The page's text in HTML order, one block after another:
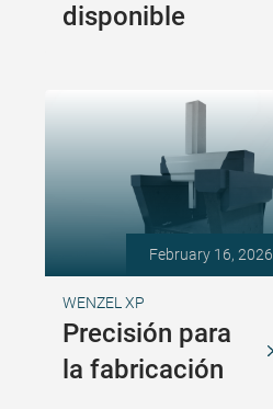
disponible
February 16, 2026
WENZEL XP
Precisión para
la fabricación